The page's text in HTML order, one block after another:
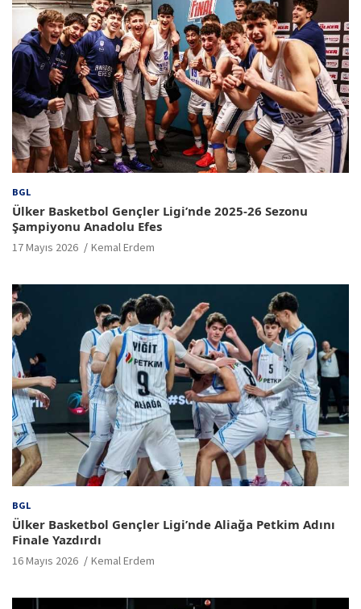
BGL
Ülker Basketbol Gençler Ligi’nde 2025-26 Sezonu
Şampiyonu Anadolu Efes
17 Mayıs 2026 Kemal Erdem
BGL
Ülker Basketbol Gençler Ligi’nde Aliağa Petkim Adını
Finale Yazdırdı
16 Mayıs 2026 Kemal Erdem